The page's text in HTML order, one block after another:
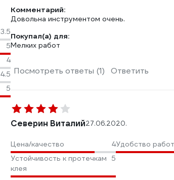
3.5
5
4
4.5
5
Комментарий:
Довольна инструментом очень.
Покупал(а) для:
Мелких работ
Посмотреть ответы (1) Ответить
Северин Виталий27.06.2020.
Цена/качество 4Удобство
Устойчивость к протечкам
клея
5